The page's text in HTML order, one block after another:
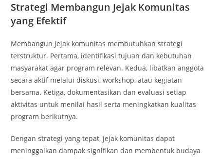
Strategi Membangun Jejak Komunitas
yang Efektif
Membangun jejak komunitas membutuhkan strategi
terstruktur. Pertama, identifikasi tujuan dan kebutuhan
masyarakat agar program relevan. Kedua, libatkan anggota
secara aktif melalui diskusi, workshop, atau kegiatan
bersama. Ketiga, dokumentasikan dan evaluasi setiap
aktivitas untuk menilai hasil serta meningkatkan kualitas
program berikutnya.
Dengan strategi yang tepat, jejak komunitas dapat
meninggalkan dampak signifikan dan membentuk budaya